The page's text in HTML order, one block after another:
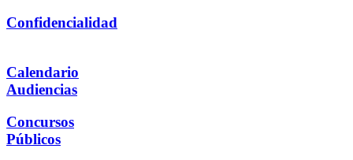
Confidencialidad
Calendario
Audiencias
Concursos
Públicos